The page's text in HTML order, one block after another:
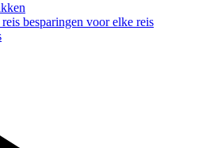
besparingen voor elke reis